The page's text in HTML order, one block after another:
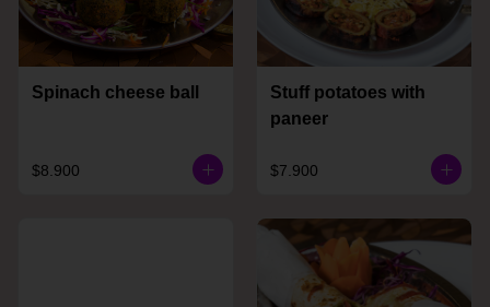
Spinach cheese ball
$8.900
Stuff potatoes with
paneer
$7.900